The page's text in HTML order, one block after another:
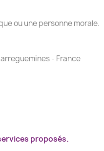
ou une personne morale.
- France
proposés.